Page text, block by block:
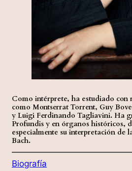
Como intérprete, ha estudiado con
como Montserrat Torrent, Guy
y Luigi Ferdinando Tagliavini. Ha
Profundis y en órganos históricos,
especialmente su interpretación de
Bach.
Biografía